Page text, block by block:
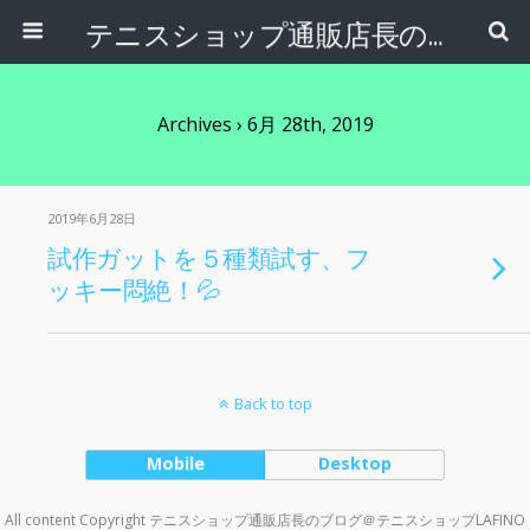
テニスショップ通販店長のブログ＠テニスショップLAFINO 西山克久
Archives › 6月 28th, 2019
2019年6月28日
試作ガットを５種類試す、フ
ッキー悶絶！💦
Back to top
Mobile Desktop
All content Copyright テニスショップ通販店長のブログ＠テニスショップLAFINO